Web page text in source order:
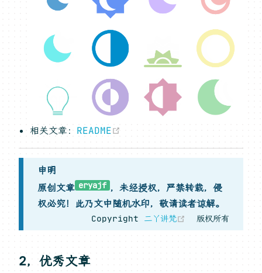
相关文章： README
申明
原创文章 eryajf ，未经授权，严禁转载，侵
权必究！此乃文中随机水印，敬请读者谅解。
Copyright 二丫讲梵 (opens new
版权所有
2，优秀文章